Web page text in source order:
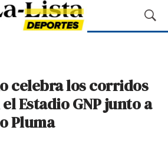
M
o
B
celebra los corridos
Estadio GNP junto a
Pluma